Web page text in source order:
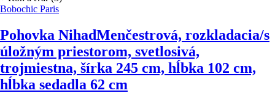
Bobochic Paris
Pohovka NihadMenčestrová, rozkladacia/s
úložným priestorom, svetlosivá,
trojmiestna, šírka 245 cm, hĺbka 102 cm,
hĺbka sedadla 62 cm